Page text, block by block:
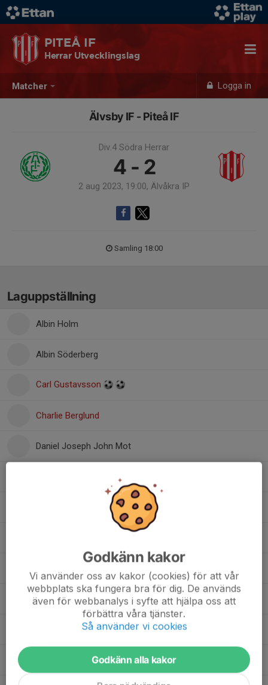
Matcher Logga in
PITEÅ IF
Herrar Utvecklingslag
Älvsby IF - Piteå IF
Div.4 Södra Herrar
4 - 2
2 aug 2023, 19:00, Älvåkra IP
Samling 18:00
Laguppställning
Albin Holm
Albin Söderberg
Carl Gustavsson
Charlie Berglund
Daniel Joseph John Mot
Julius Flahn Forssén
Melvin Oskarsson
Nawroz Ali Ahmadi
Godkänn kakor
Vi använder oss av kakor (cookies) för att vår
webbplats ska fungera bra för dig. De används
även för webbanalys i syfte att hjälpa oss att
förbättra våra tjänster.
Så använder vi cookies
Godkänn alla kakor